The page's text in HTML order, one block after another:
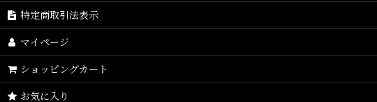
特定商取引法表示
マイページ
ショッピングカート
お気に入り